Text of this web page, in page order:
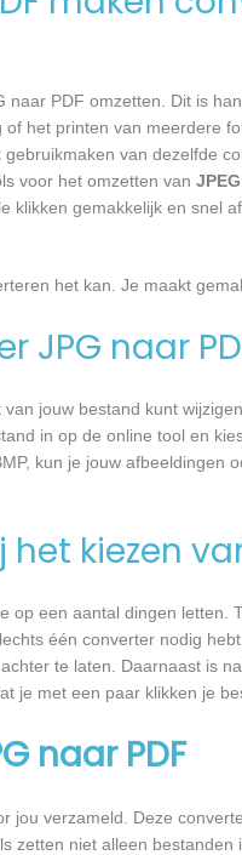
PDF omzetten. Dit is
het printen van meerdere
van dezelfde
voor het omzetten van
klikken gemakkelijk en snel
het kan. Je maakt
JPG naar
jouw bestand kunt
in op de online tool en
kun je jouw
kiezen
op een aantal dingen
één converter nodig
te laten. Daarnaast is
je met een paar klikken je
naar PDF
jou verzameld. Deze
zetten niet alleen